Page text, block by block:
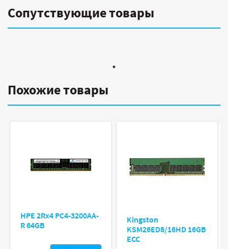
Сопутствующие товары
Похожие товары
HPE 2Rx4 PC4-3200AA-
R 64GB
Kingston
KSM26ED8/16HD 16GB
ECC